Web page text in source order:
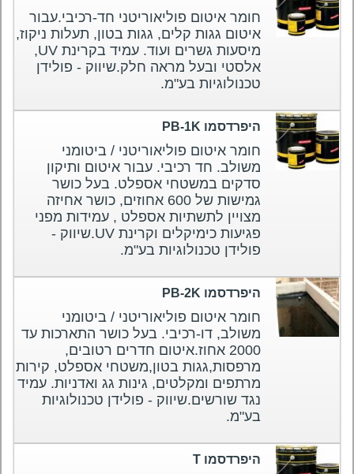
חומר איטום פוליאוריטני חד-רכיבי.עבור
איטום גגות קלים, גגות בטון, תעלות ניקוז,
מיסעות גשרים ועוד. עמיד בקרינת UV,
אלסטי ובעל מראה חלק.שיווק - פולידן
טכנולוגיות בע"מ.
היפרדסמו PB-1K
חומר איטום פוליאוריטני / ביטומני
משולב. חד רכיבי. עבור איטום ותיקון
סדקים במשטחי אספלט. בעל כושר
גמישות של 600 אחוזים, כושר אחיזה
מצויין לתשתיות אספלט , עמידות מפני
פגיעות כימיקלים וקרינת UV.שיווק -
פולידן טכנולוגיות בע"מ.
היפרדסמו PB-2K
חומר איטום פוליאוריטני / ביטומני
משולב, דו-רכיבי. בעל כושר התארכות עד
2000 אחוז.איטום חדרים רטובים,
מרפסות,גגות בטון,משטחי אספלט, קירות
מרתפים ומקלטים, גינות גג ואדניות. עמיד
נגד שורשים.שיווק - פולידן טכנולוגיות
בע"מ.
היפרדסמו T